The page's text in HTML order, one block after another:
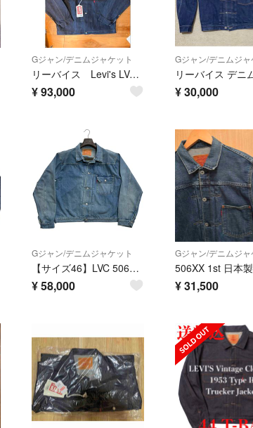
Gジャン/デニムジャケット
リーバイス Levi's LVC S506XX 復刻 大戦モデル 44
¥93,000
Gジャン/デニムジャ
¥30,000
Gジャン/デニムジャケット
【サイズ46】LVC 506xx 1st 1937モデル ユーズド加工 Tバック
¥58,000
Gジャン/デニムジャ
¥31,500